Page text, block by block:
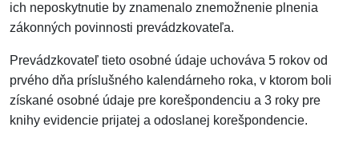
ich neposkytnutie by znamenalo znemožnenie plnenia
zákonných povinnosti prevádzkovateľa.
Prevádzkovateľ tieto osobné údaje uchováva 5 rokov od
prvého dňa príslušného kalendárneho roka, v ktorom boli
získané osobné údaje pre korešpondenciu a 3 roky pre
knihy evidencie prijatej a odoslanej korešpondencie.